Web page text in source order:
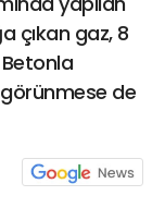
çıkan gaz, 8
de